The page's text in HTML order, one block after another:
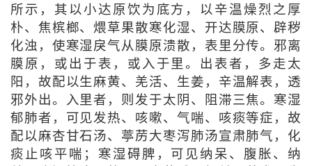
所示，其以小达原饮为底方，以辛温燥烈之厚
朴、焦槟榔、煨草果散寒化湿、开达膜原、辟秽
化浊，使寒湿戾气从膜原溃散，表里分传。邪离
膜原，或出于表，或入于里。出表者，多走太
阳，故配以生麻黄、羌活、生姜，辛温解表，透
邪外出。入里者，则发于太阴、阻滞三焦。寒湿
郁肺者，可见发热、咳嗽、气喘、咳痰等症，故
配以麻杏甘石汤、葶苈大枣泻肺汤宣肃肺气，化
痰止咳平喘；寒湿碍脾，可见纳呆、腹胀、纳